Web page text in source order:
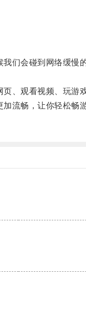
们会碰到网络缓慢的
观看视频、玩游
流畅，让你轻松畅游